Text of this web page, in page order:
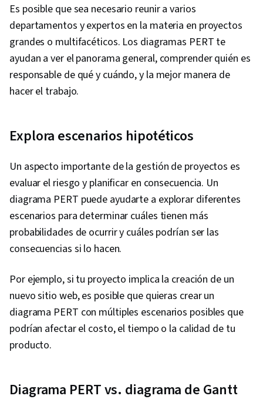
Es posible que sea necesario reunir a varios
departamentos y expertos en la materia en proyectos
grandes o multifacéticos. Los diagramas PERT te
ayudan a ver el panorama general, comprender quién es
responsable de qué y cuándo, y la mejor manera de
hacer el trabajo.
Explora escenarios hipotéticos
Un aspecto importante de la gestión de proyectos es
evaluar el riesgo y planificar en consecuencia. Un
diagrama PERT puede ayudarte a explorar diferentes
escenarios para determinar cuáles tienen más
probabilidades de ocurrir y cuáles podrían ser las
consecuencias si lo hacen.
Por ejemplo, si tu proyecto implica la creación de un
nuevo sitio web, es posible que quieras crear un
diagrama PERT con múltiples escenarios posibles que
podrían afectar el costo, el tiempo o la calidad de tu
producto.
Diagrama PERT vs. diagrama de Gantt